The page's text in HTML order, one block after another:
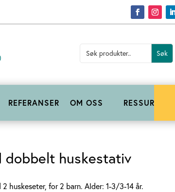
Search
for:
REFERANSER OM OSS RESSURSER
dobbelt huskestativ
huskeseter, for 2 barn. Alder: 1-3/3-14 år.